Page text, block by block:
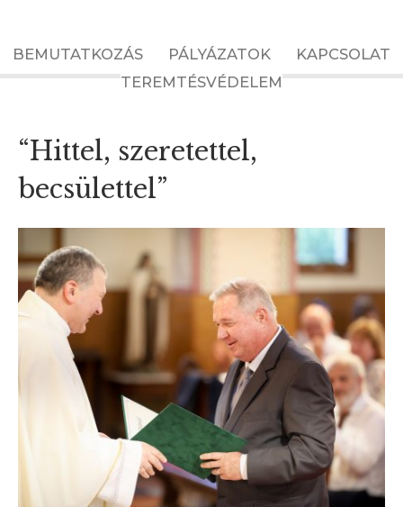
BEMUTATKOZÁS PÁLYÁZATOK
KAPCSOLAT
TEREMTÉSVÉDELEM
“Hittel, szeretettel,
becsülettel”